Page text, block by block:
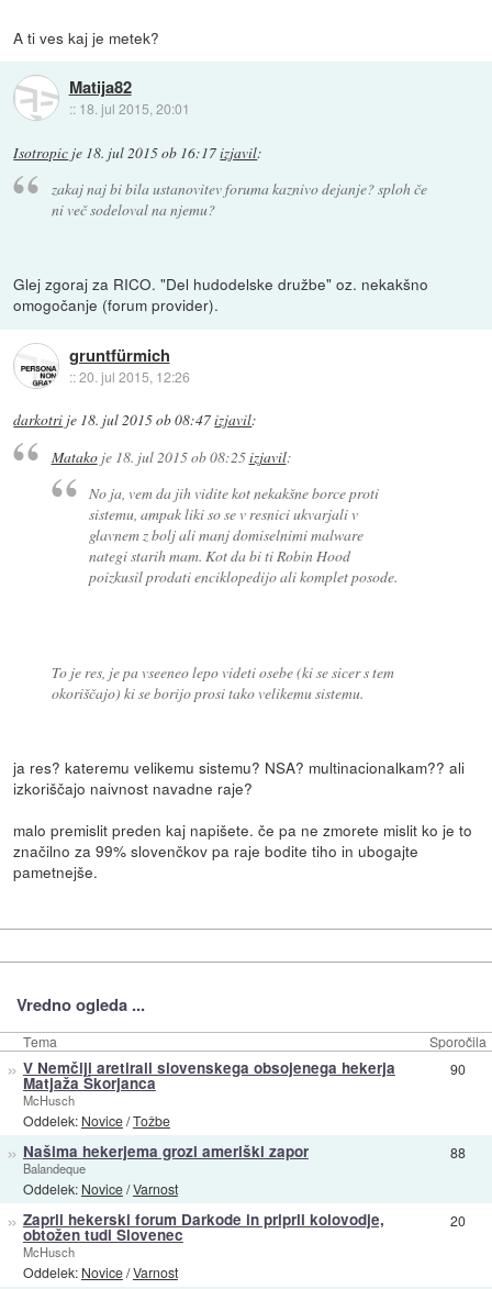
A ti ves kaj je metek?
Matija82
:: 18. jul 2015, 20:01
Isotropic je 18. jul 2015 ob 16:17izjavil:
zakaj naj bi bila ustanovitev foruma kaznivo dejanje? sploh če
ni več sodeloval na njemu?
Glej zgoraj za RICO. "Del hudodelske družbe" oz. nekakšno
omogočanje (forum provider).
gruntfürmich
::20. jul 2015, 12:26
darkotri je 18. jul 2015 ob 08:47izjavil:
Matakoje 18. jul 2015 ob 08:25izjavil:
No ja, vem da jih vidite kot nekakšne borce proti
sistemu, ampak liki so se v resnici ukvarjali v
glavnem z bolj ali manj domiselnimi malware
nategi starih mam. Kot da bi ti Robin Hood
poizkusil prodati enciklopedijo ali komplet posode.
To je res, je pa vseeneo lepo videti osebe (ki se sicer s tem
okoriščajo) ki se borijo prosi tako velikemu sistemu.
ja res? kateremu velikemu sistemu? NSA? multinacionalkam?? ali
izkoriščajo naivnost navadne raje?
malo premislit preden kaj napišete. če pa ne zmorete mislit ko je to
značilno za 99% slovenčkov pa raje bodite tiho in ubogajte
pametnejše.
Vredno ogleda ...
Tema Sporočila
» V Nemčiji aretirali slovenskega obsojenega hekerja
Matjaža Škorjanca
McHusch
Oddelek: Novice/Tožbe
90
» Našima hekerjema grozi ameriški zapor
Balandeque
Oddelek: Novice/Varnost
88
» Zaprli hekerski forum Darkode in priprli kolovodje,
obtožen tudi Slovenec
McHusch
Oddelek: Novice/Varnost
20